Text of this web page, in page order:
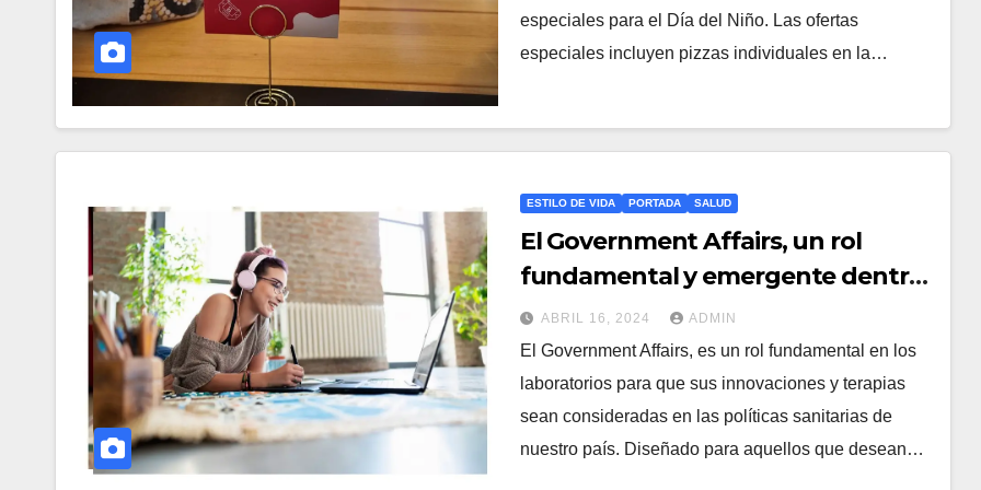
especiales para el Día del Niño. Las ofertas
especiales incluyen pizzas individuales en la…
ESTILO DE VIDA PORTADA SALUD
El Government Affairs, un rol
fundamental y emergente dentro
de la industria farmacéutica
ABRIL 16, 2024 ADMIN
El Government Affairs, es un rol fundamental en los
laboratorios para que sus innovaciones y terapias
sean consideradas en las políticas sanitarias de
nuestro país. Diseñado para aquellos que desean…